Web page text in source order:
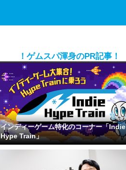
！ゲムスパ渾身のPR記事！
インディーゲーム特化のコーナー「Indie
Hype Train」